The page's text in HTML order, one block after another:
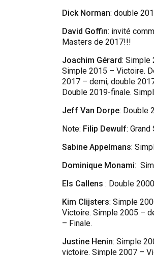
Dick Norman: double
David Goffin: invité
Masters de 2017!!!
Joachim Gérard: Simple
Simple 2015 – Victoire.
2017 – demi, double
Double 2019-finale.
Jeff Van Dorpe: Double
Note: Filip Dewulf:
Sabine Appelmans:
Dominique Monami:
Els Callens : Double
Kim Clijsters: Simple
Victoire. Simple 2005 –
– Finale.
Justine Henin: Simple
victoire. Simple 2007 –